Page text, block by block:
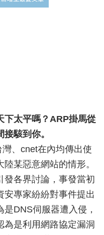
下太平嗎？ARP掛馬從
駭到你。
、cnet在內均傳出使
某惡意網站的情形。
發各界討論，事發當初
安專家紛紛對事件提出
DNS伺服器遭入侵，
是利用網路協定漏洞